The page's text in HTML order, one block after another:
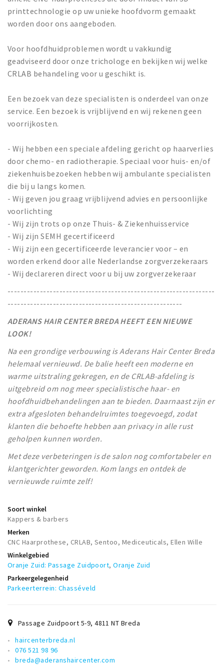
printtechnologie op uw unieke hoofdvorm gemaakt
worden door ons aangeboden.
Voor hoofdhuidproblemen wordt u vakkundig
geadviseerd door onze trichologe en bekijken wij welke
CRLAB behandeling voor u geschikt is.
Een bezoek van deze specialisten is onderdeel van onze
service. Een bezoek is vrijblijvend en wij rekenen geen
voorrijkosten.
- Wij hebben een speciale afdeling gericht op haarverlies
door chemo- en radiotherapie. Speciaal voor huis- en/of
ziekenhuisbezoeken hebben wij ambulante specialisten
die bij u langs komen.
- Wij geven jou graag vrijblijvend advies en persoonlijke
voorlichting
- Wij zijn trots op onze Thuis- & Ziekenhuisservice
- Wij zijn SEMH gecertificeerd
- Wij zijn een gecertificeerde leverancier voor – en
worden erkend door alle Nederlandse zorgverzekeraars
- Wij declareren direct voor u bij uw zorgverzekeraar
----------------------------------------------------------------
------------------------------------------------------
ADERANS HAIR CENTER BREDA HEEFT EEN NIEUWE
LOOK!
Na een grondige verbouwing is Aderans Hair Center Breda
helemaal vernieuwd. De balie heeft een moderne en
warme uitstraling gekregen, en de CRLAB-afdeling is
uitgebreid om nog meer specialistische haar- en
hoofdhuidbehandelingen aan te bieden. Daarnaast zijn er
extra afgesloten behandelruimtes toegevoegd, zodat
klanten die behoefte hebben aan privacy in alle rust
geholpen kunnen worden.
Met deze verbeteringen is de salon nog comfortabeler en
klantgerichter geworden. Kom langs en ontdek de
vernieuwde ruimte zelf!
Soort winkel
Kappers & barbers
Merken
CNC Haarprothese, CRLAB, Sentoo, Mediceuticals, Ellen Wille
Winkelgebied
Oranje Zuid: Passage Zuidpoort,Oranje Zuid
Parkeergelegenheid
Parkeerterrein: Chasséveld
Passage Zuidpoort 5-9,4811 NT Breda
haircenterbreda.nl
076 521 98 96
breda@aderanshaircenter.com